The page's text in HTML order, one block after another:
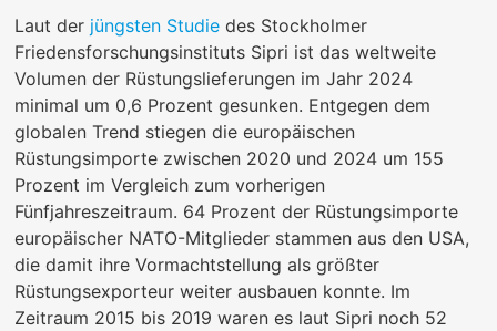
Laut der jüngsten Studie des Stockholmer
Friedensforschungsinstituts Sipri ist das weltweite
Volumen der Rüstungslieferungen im Jahr 2024
minimal um 0,6 Prozent gesunken. Entgegen dem
globalen Trend stiegen die europäischen
Rüstungsimporte zwischen 2020 und 2024 um 155
Prozent im Vergleich zum vorherigen
Fünfjahreszeitraum. 64 Prozent der Rüstungsimporte
europäischer NATO-Mitglieder stammen aus den USA,
die damit ihre Vormachtstellung als größter
Rüstungsexporteur weiter ausbauen konnte. Im
Zeitraum 2015 bis 2019 waren es laut Sipri noch 52